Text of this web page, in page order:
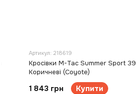
Артикул: 218619
Кросівки M-Tac Summer Sport 39
Коричневі (Coyote)
1 843 грн Купити